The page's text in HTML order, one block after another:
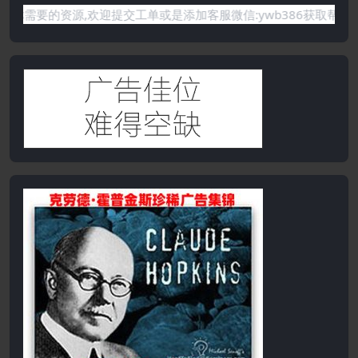
需要的资源,欢迎提交工单或是添加客服微信:ywb386获取帮助